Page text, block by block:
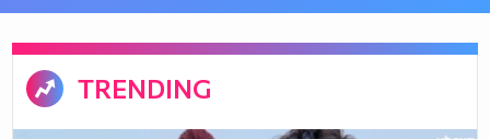
TRENDING